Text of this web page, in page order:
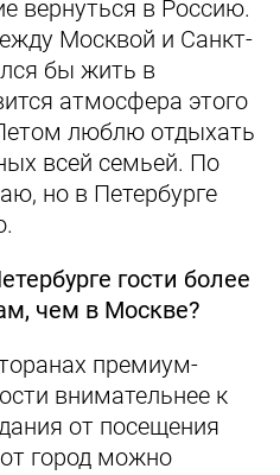
вернуться в Россию.
Москвой и Санкт-
бы жить в
атмосфера этого
люблю отдыхать
всей семьей. По
но в Петербурге
гости более
чем в Москве?
премиум-
внимательнее к
от посещения
город можно